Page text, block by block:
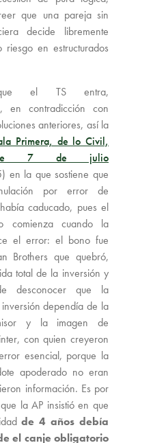
que una pareja sin
decide libremente
riesgo en estructurados
que el TS entra,
en contradicción con
anteriores, así la
Primera, de lo Civil,
de 7 de julio
en la que sostiene que
por error de
caducado, pues el
comienza cuando la
el error: el bono fue
Brothers que quebró,
total de la inversión y
desconocer que la
dependía de la
y la imagen de
con quien creyeron
esencial, porque la
apoderado no eran
información. Es por
la AP insistió en que
de 4 años debía
el canje obligatorio